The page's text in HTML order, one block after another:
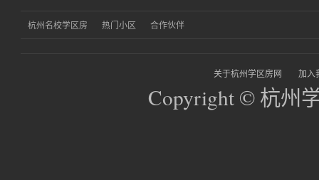
杭州名校学区房 热门小区 合作伙伴
关于杭州学区房网 加入
Copyright © 杭州